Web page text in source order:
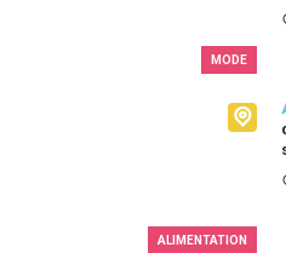
MODE
ALIMENTATION